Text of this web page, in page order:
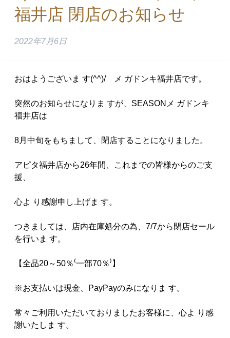
福井店 閉店のお知らせ
2022年7月6日
おはようございま す(^^)/ メ ガドンキ福井店です。
突然のお知らせになりま すが、SEASONメ ガドンキ
福井店は
8月中旬をもちまして、閉店することになりました。
アピタ福井店から26年間、これまでの皆様からのご支
援、
心よ り感謝申し上げま す。
つきましては、店内在庫処分の為、7/7から閉店セール
を行いま す。
【全品20～50％⁽一部70％⁾】
※お支払いは現金、PayPayのみになりま す。
常々ご利用いただいておりましたお客様に、心よ り感
謝いたしま す。